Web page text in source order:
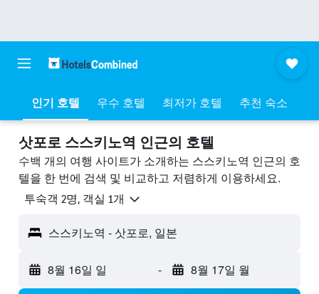
인기 호텔 우수 호텔 최저가 호텔 추천 숙소
삿포로 스스키노역 ​인근의 호텔
수백 개의 여행 사이트가 소개하는 스스키노역 인근의 호
텔을 한 번에 검색 및 비교하고 저렴하게 이용하세요.
​투숙객 2​명, ​객실 1개
스스키노역 - 삿포로, 일본
8월 16일 일 - 8월 17일 월